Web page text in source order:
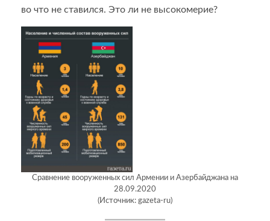
во что не ставился. Это ли не высокомерие?
Сравнение вооруженных сил Армении и Азербайджана на
28.09.2020
(Источник: gazeta-ru)